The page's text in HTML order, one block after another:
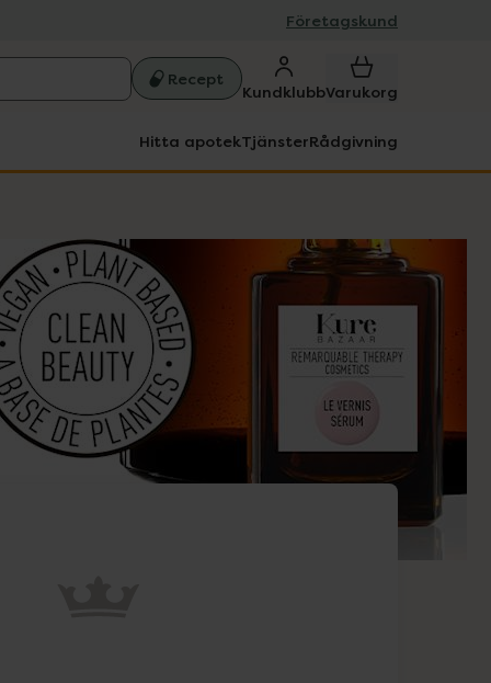
Företagskund
Recept
KundklubbVarukorg
Hitta apotekTjänsterRådgivning